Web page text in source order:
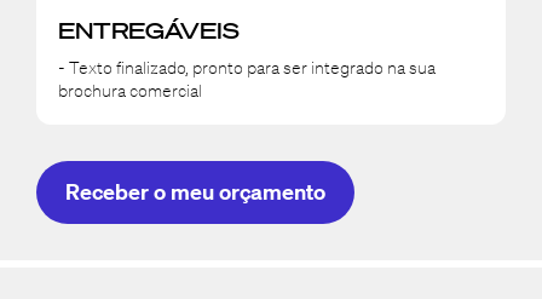
ENTREGÁVEIS
- Texto finalizado, pronto para ser integrado na sua
brochura comercial
Receber o meu orçamento